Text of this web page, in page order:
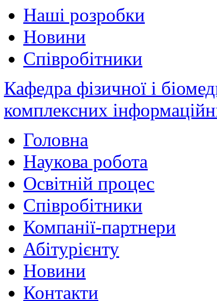
Наші розробки
Новини
Співробітники
Кафедра фізичної і
комплексних
Головна
Наукова робота
Освітній процес
Співробітники
Компанії-партнери
Абітурієнту
Новини
Контакти